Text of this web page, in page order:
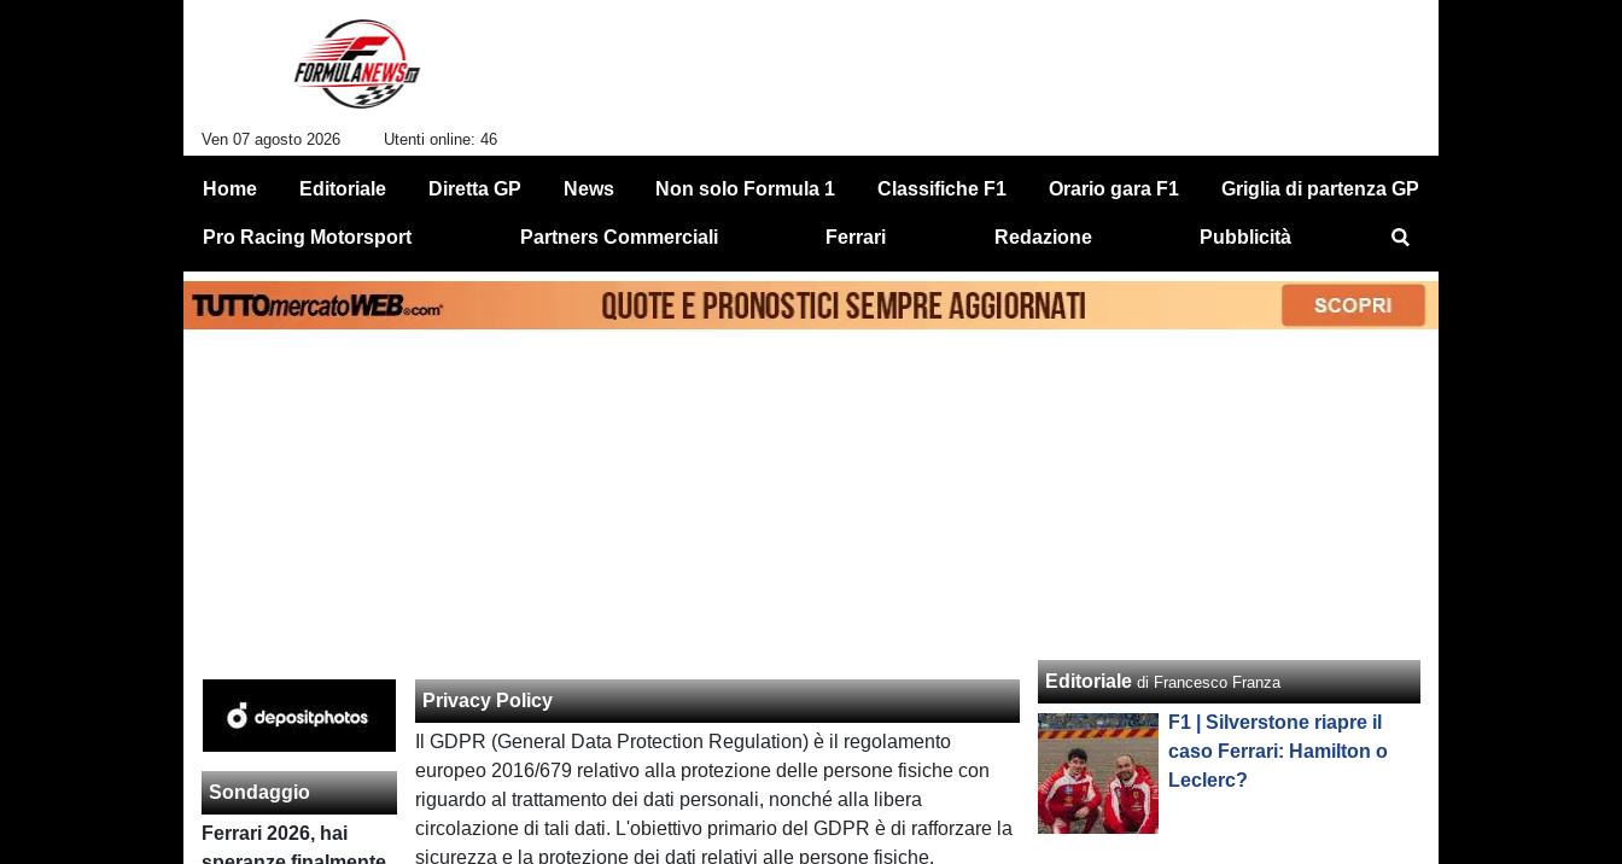
Ven 07 agosto 2026 Utenti online: 46
Home Editoriale Diretta GP News Non solo Formula 1 Classifiche F1 Orario gara F1 Griglia di partenza GP
Pro Racing Motorsport Partners Commerciali Ferrari Redazione Pubblicità
Sondaggio
Ferrari 2026, hai
Privacy Policy
Il GDPR (General Data Protection Regulation) è il regolamento
europeo 2016/679 relativo alla protezione delle persone fisiche con
riguardo al trattamento dei dati personali, nonché alla libera
circolazione di tali dati. L'obiettivo primario del GDPR è di rafforzare la
sicurezza e la protezione dei dati relativi alle persone fisiche.
Editoriale di Francesco Franza
F1 | Silverstone riapre il
caso Ferrari: Hamilton o
Leclerc?